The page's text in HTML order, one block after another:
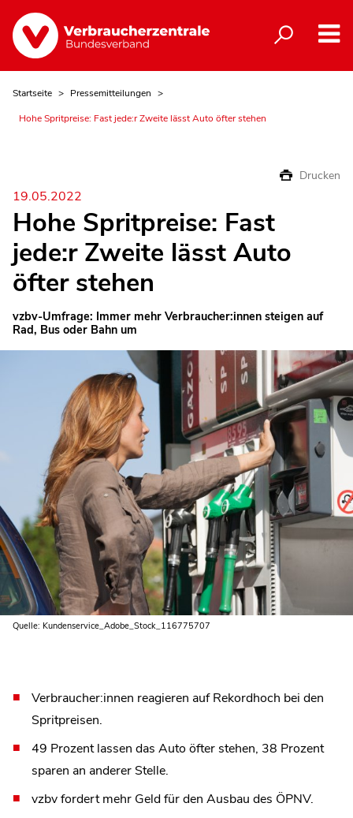
Startseite
Pressemitteilungen
Hohe Spritpreise: Fast jede:r Zweite lässt Auto öfter stehen
Drucken
19.05.2022
Hohe Spritpreise: Fast
jede:r Zweite lässt Auto
öfter stehen
vzbv-Umfrage: Immer mehr Verbraucher:innen steigen auf
Rad, Bus oder Bahn um
Quelle: Kundenservice_Adobe_Stock_116775707
Verbraucher:innen reagieren auf Rekordhoch bei den
Spritpreisen.
49 Prozent lassen das Auto öfter stehen, 38 Prozent
sparen an anderer Stelle.
vzbv fordert mehr Geld für den Ausbau des ÖPNV.